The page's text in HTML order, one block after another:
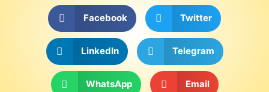
Facebook Twitter
LinkedIn Telegram
WhatsApp Email